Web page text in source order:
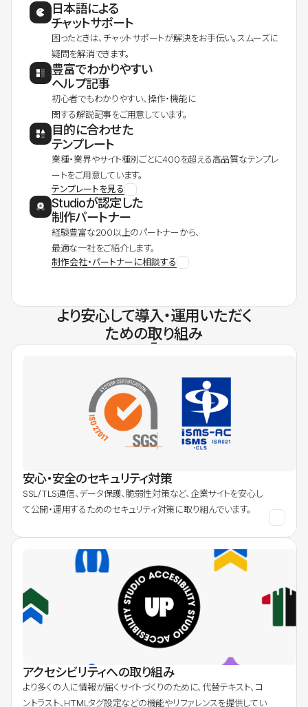
日本語による
チャットサポート
困ったときは、チャットサポートが解決をお手伝い。スムーズに
疑問を解消できます。
豊富でわかりやすい
ヘルプ記事
初心者でもわかりやすい、操作・機能に
関する解説記事をご用意しています。
目的に合わせた
テンプレート
業種・業界やサイト種別ごとに400を超える高品質なテンプレ
ートをご用意しています。
テンプレートを見る
Studioが認定した
制作パートナー
経験豊富な200以上のパートナーから、
最適な一社をご紹介します。
制作会社・パートナーに相談する
より安心して導入・運用いただく
ための取り組み
安心・安全のセキュリティ対策
SSL/TLS通信、データ保護、脆弱性対策など、企業サイトを安心し
て公開・運用するためのセキュリティ対策に取り組んでいます。
アクセシビリティへの取り組み
より多くの人に情報が届くサイトづくりのために、代替テキスト、コ
ントラスト、HTMLタグ設定などの機能やリファレンスを提供してい